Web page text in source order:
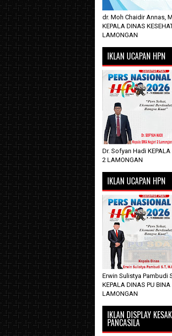
dr. Moh Chaidir Annas,
KEPALA DINAS
LAMONGAN
IKLAN UCAPAN HPN
Dr. Sofyan Hadi KEPALA
2 LAMONGAN
IKLAN UCAPAN HPN
Erwin Sulistya Pambudi
KEPALA DINAS PU
LAMONGAN
IKLAN DISPLAY
PANCASILA